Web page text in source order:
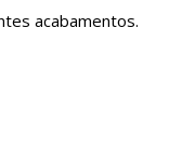
acabamentos.